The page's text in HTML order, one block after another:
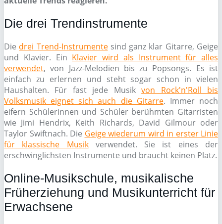
Die drei Trendinstrumente
Die drei Trend-Instrumentesind ganz klar Gitarre, Geige
und Klavier. Ein Klavier wird als Instrument für alles
verwendet, von Jazz-Melodien bis zu Popsongs. Es ist
einfach zu erlernen und steht sogar schon in vielen
Haushalten. Für fast jede Musikvon Rock'n'Roll bis
Volksmusik eignet sich auch die Gitarre. Immer noch
eifern Schülerinnen und Schüler berühmten Gitarristen
wie Jimi Hendrix, Keith Richards, David Gilmour oder
Taylor Swiftnach. Die Geige wiederum wird in erster Linie
für klassische Musikverwendet. Sie ist eines der
erschwinglichsten Instrumente und braucht keinen Platz.
Online-Musikschule, musikalische
Früherziehung und Musikunterricht für
Erwachsene